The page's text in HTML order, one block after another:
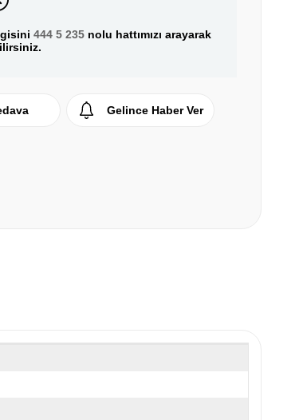
444 5 235nolu hattımızı arayarak
Gelince Haber Ver